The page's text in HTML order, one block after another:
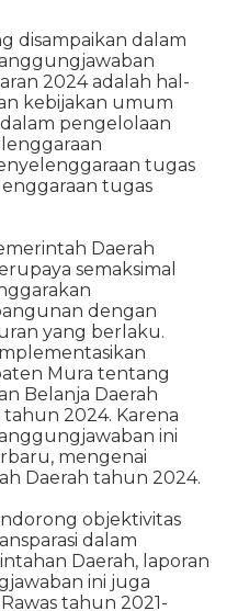
disampaikan dalam
2024 adalah hal-
kebijakan umum
pengelolaan
tugas
tugas
Daerah
semaksimal
dengan
yang berlaku.
Mura tentang
Belanja Daerah
2024. Karena
ini
mengenai
Daerah tahun 2024.
objektivitas
dalam
Daerah, laporan
ini juga
tahun 2021-